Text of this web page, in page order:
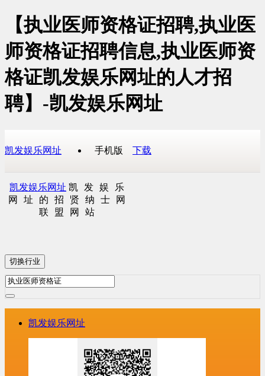
【执业医师资格证招聘,执业医
师资格证招聘信息,执业医师资
格证凯发娱乐网址的人才招
聘】-凯发娱乐网址
凯发娱乐网址 手机版 下载
凯发娱乐网址 凯发娱乐
网址的招贤纳士网
联盟网站
切换行业
凯发娱乐网址